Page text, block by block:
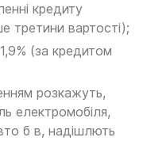
кредиту
третини вартості);
(за кредитом
розкажуть,
електромобіля,
б в, надішлють